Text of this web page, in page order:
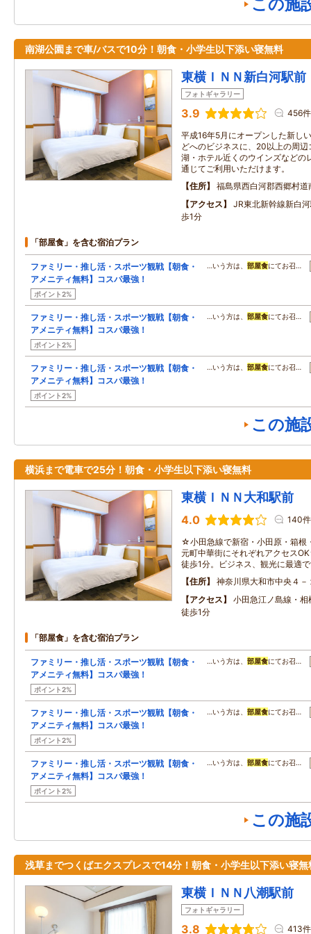
この施
南湖公園まで車/バスで10分！朝食・小学生以下添い寝無料
東横ＩＮＮ新白河駅前
フォトギャラリー
3.9 456件
平成16年5月にオープンした新し
どへのビジネスに、20以上の周
湖・ホテル近くのウインズなどの
通じてご利用いただけます。
住所
福島県西白河郡西郷村道
アクセス
JR東北新幹線新白
歩1分
「部屋食」を含む宿泊プラン
ファミリー・推し活・スポーツ観戦【朝食・
アメニティ無料】コスパ最強！
ポイント2%
…いう方は、 部屋食にてお召…
ファミリー・推し活・スポーツ観戦【朝食・
アメニティ無料】コスパ最強！
ポイント2%
…いう方は、 部屋食にてお召…
ファミリー・推し活・スポーツ観戦【朝食・
アメニティ無料】コスパ最強！
ポイント2%
…いう方は、 部屋食にてお召…
この施
横浜まで電車で25分！朝食・小学生以下添い寝無料
東横ＩＮＮ大和駅前
4.0 140件
☆小田急線で新宿・小田原・箱根
元町中華街にそれぞれアクセス
徒歩1分。ビジネス、観光に最適
住所
神奈川県大和市中央４－
アクセス
小田急江ノ島線・
徒歩1分
「部屋食」を含む宿泊プラン
ファミリー・推し活・スポーツ観戦【朝食・
アメニティ無料】コスパ最強！
ポイント2%
…いう方は、 部屋食にてお召…
ファミリー・推し活・スポーツ観戦【朝食・
アメニティ無料】コスパ最強！
ポイント2%
…いう方は、 部屋食にてお召…
ファミリー・推し活・スポーツ観戦【朝食・
アメニティ無料】コスパ最強！
ポイント2%
…いう方は、 部屋食にてお召…
この施
浅草までつくばエクスプレスで14分！朝食・小学生以下添い寝無
東横ＩＮＮ八潮駅前
フォトギャラリー
3.8 413件